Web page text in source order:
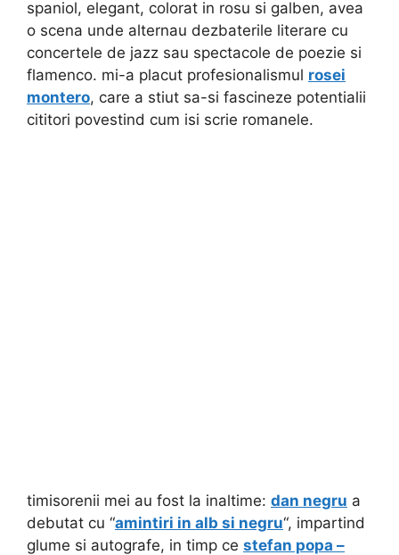
spaniol, elegant, colorat in rosu si galben, avea
o scena unde alternau dezbaterile literare cu
concertele de jazz sau spectacole de poezie si
flamenco. mi-a placut profesionalismul rosei
montero, care a stiut sa-si fascineze potentialii
cititori povestind cum isi scrie romanele.
timisorenii mei au fost la inaltime: dan negru a
debutat cu “amintiri in alb si negru“, impartind
glume si autografe, in timp ce stefan popa –